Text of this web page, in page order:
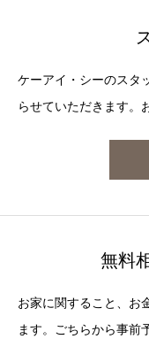
ケーアイ・シーのスタ
らせていただきます。
無料
お家に関すること、お
ます。ごちらから事前